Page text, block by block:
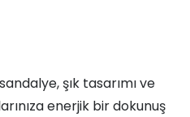
şık tasarımı ve
enerjik bir dokunuş